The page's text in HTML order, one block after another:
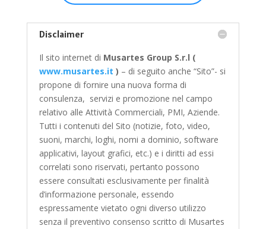
Disclaimer
Il sito internet di Musartes Group S.r.l (
www.musartes.it ) – di seguito anche “Sito”- si
propone di fornire una nuova forma di
consulenza, servizi e promozione nel campo
relativo alle Attività Commerciali, PMI, Aziende.
Tutti i contenuti del Sito (notizie, foto, video,
suoni, marchi, loghi, nomi a dominio, software
applicativi, layout grafici, etc.) e i diritti ad essi
correlati sono riservati, pertanto possono
essere consultati esclusivamente per finalità
d’informazione personale, essendo
espressamente vietato ogni diverso utilizzo
senza il preventivo consenso scritto di Musartes